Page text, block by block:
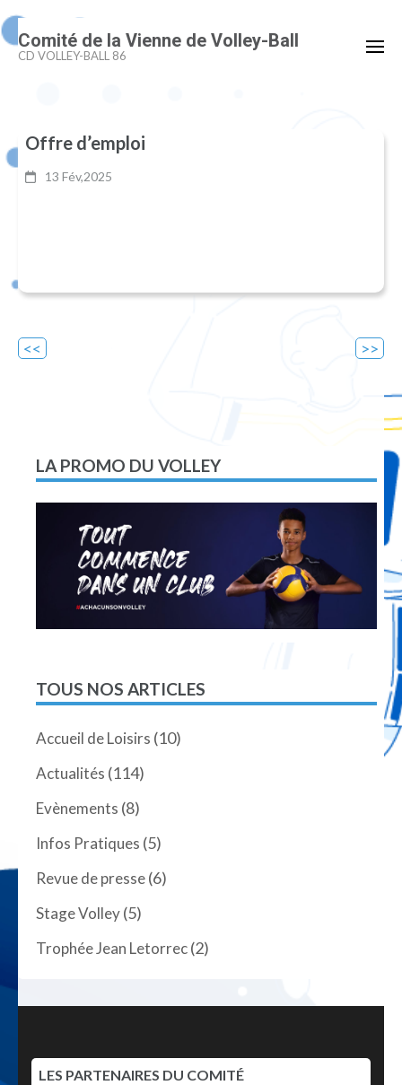
Aller
au
Comité de la Vienne de Volley-Ball
CD VOLLEY-BALL 86
Offre d’emploi
13 Fév,2025
Navigation
LA PROMO DU VOLLEY
TOUS NOS ARTICLES
Accueil de Loisirs (10)
Actualités (114)
Evènements (8)
Infos Pratiques (5)
Revue de presse(6)
Stage Volley(5)
Trophée Jean Letorrec(2)
LES PARTENAIRES DU COMITÉ